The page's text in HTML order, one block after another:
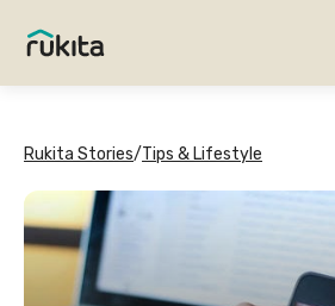
Rukita Stories/Tips & Lifestyle